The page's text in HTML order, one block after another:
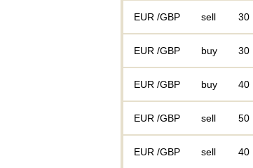
EUR /GBP sell 30
EUR /GBP buy 30
EUR /GBP buy 40
EUR /GBP sell 50
EUR /GBP sell 40